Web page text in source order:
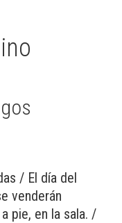
/ El día del
venderán
pie, en la sala. /